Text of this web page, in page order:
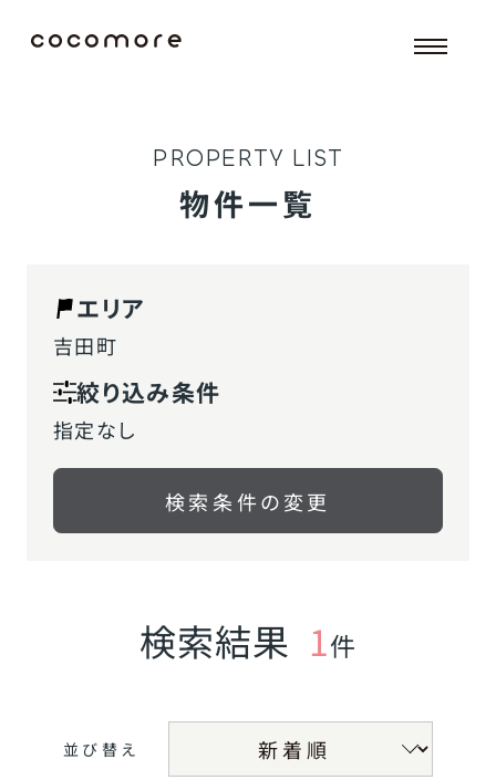
PROPERTY LIST
物件一覧
エリア
吉田町
絞り込み条件
指定なし
検索条件の変更
検索結果 1件
並び替え